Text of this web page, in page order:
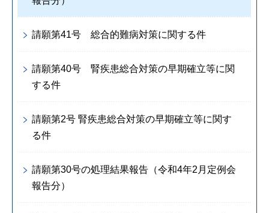
請願第41号 総合的難病対策に関する件
請願第40号 腎疾患総合対策の早期確立等に関
する件
請願第2号 腎疾患総合対策の早期確立等に関す
る件
請願第30号の処理結果報告（令和4年2月定例会
報告分）